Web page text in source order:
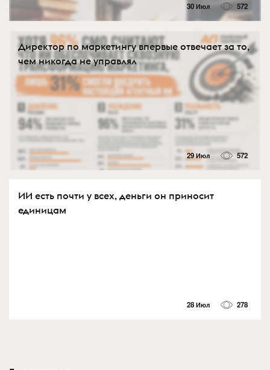
30 Июл 572
Директор по маркетингу впервые отвечает за то,
чем никогда не управлял
29 Июл 572
ИИ есть почти у всех, деньги он приносит
единицам
28 Июл 278